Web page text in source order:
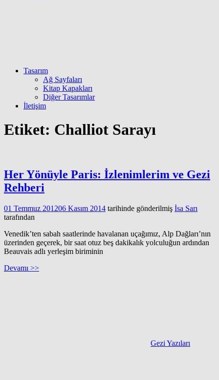
Tasarım
Ağ Sayfaları
Kitap Kapakları
Diğer Tasarımlar
İletişim
Etiket: Challiot Sarayı
Her Yönüyle Paris: İzlenimlerim ve Gezi
Rehberi
01 Temmuz 201206 Kasım 2014 tarihinde gönderilmiş İsa Sarı
tarafından
Venedik’ten sabah saatlerinde havalanan uçağımız, Alp Dağları’nın
üzerinden geçerek, bir saat otuz beş dakikalık yolculuğun ardından
Beauvais adlı yerleşim biriminin
Devamı >>
Gezi Yazıları